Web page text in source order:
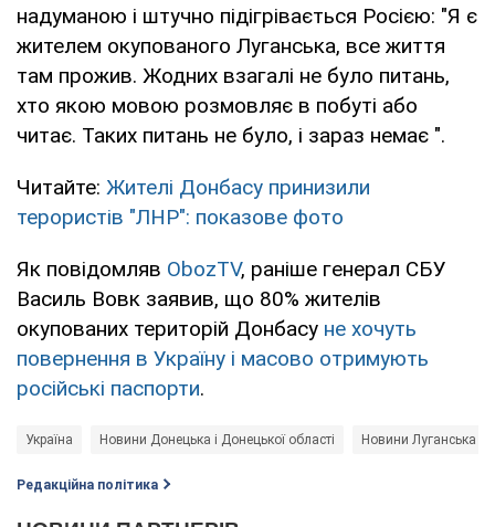
надуманою і штучно підігрівається Росією: "Я є
жителем окупованого Луганська, все життя
там прожив. Жодних взагалі не було питань,
хто якою мовою розмовляє в побуті або
читає. Таких питань не було, і зараз немає ".
Читайте: Жителі Донбасу принизили
терористів "ЛНР": показове фото
Як повідомляв ObozTV, раніше генерал СБУ
Василь Вовк заявив, що 80% жителів
окупованих територій Донбасу не хочуть
повернення в Україну і масово отримують
російські паспорти.
Україна Новини Донецька і Донецької області Новини Луганська і
Редакційна політика